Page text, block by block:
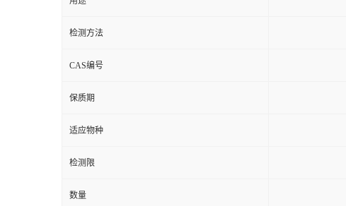
用途
检测方法
CAS编号
保质期
适应物种
检测限